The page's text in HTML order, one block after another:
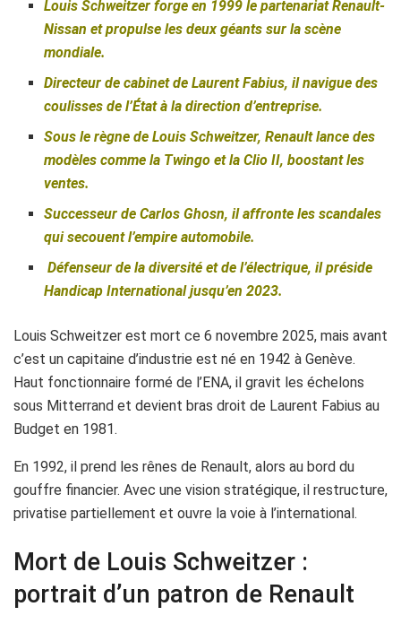
Louis Schweitzer forge en 1999 le partenariat Renault-
Nissan et propulse les deux géants sur la scène
mondiale.
Directeur de cabinet de Laurent Fabius, il navigue des
coulisses de l’État à la direction d’entreprise.
Sous le règne de Louis Schweitzer, Renault lance des
modèles comme la Twingo et la Clio II, boostant les
ventes.
Successeur de Carlos Ghosn, il affronte les scandales
qui secouent l’empire automobile.
Défenseur de la diversité et de l’électrique, il préside
Handicap International jusqu’en 2023.
Louis Schweitzer est mort ce 6 novembre 2025, mais avant
c’est un capitaine d’industrie est né en 1942 à Genève.
Haut fonctionnaire formé de l’ENA, il gravit les échelons
sous Mitterrand et devient bras droit de Laurent Fabius au
Budget en 1981.
En 1992, il prend les rênes de Renault, alors au bord du
gouffre financier. Avec une vision stratégique, il restructure,
privatise partiellement et ouvre la voie à l’international.
Mort de Louis Schweitzer :
portrait d’un patron de Renault